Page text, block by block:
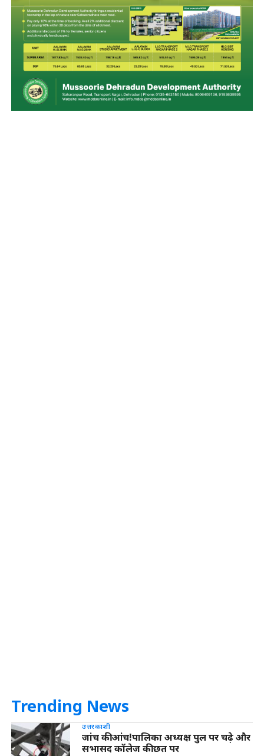
Trending News
उत्तरकाशी
जांच की आंच!पालिका अध्यक्ष पुल पर चढ़े और
सभासद कॉलेज की छत पर